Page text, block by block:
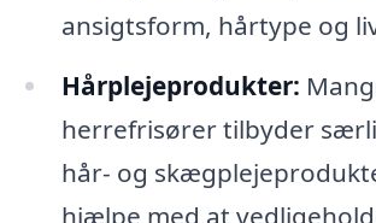
ansigtsform, hårtype og
Hårplejeprodukter:
herrefrisører tilbyder
hår- og
hjælpe med at